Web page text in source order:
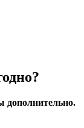
дополнительно.